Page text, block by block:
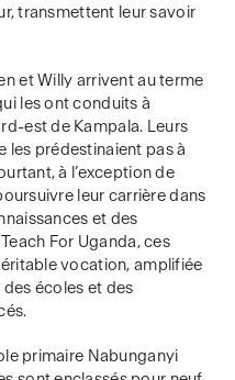
transmettent leur savoir
et Willy arrivent au terme
les ont conduits à
est de Kampala. Leurs
les prédestinaient pas à
à l’exception de
leur carrière dans
et des
For Uganda, ces
vocation, amplifiée
des écoles et des
primaire Nabunganyi